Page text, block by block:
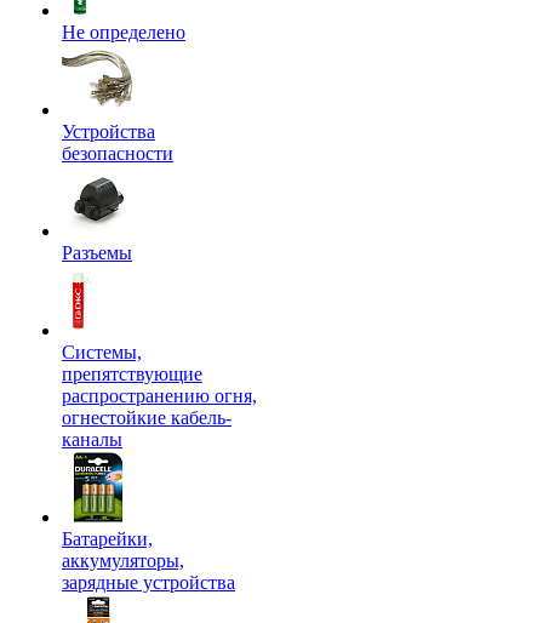
Не определено
Устройства
безопасности
Разъемы
Системы,
препятствующие
распространению огня,
огнестойкие кабель-
каналы
Батарейки,
аккумуляторы,
зарядные устройства